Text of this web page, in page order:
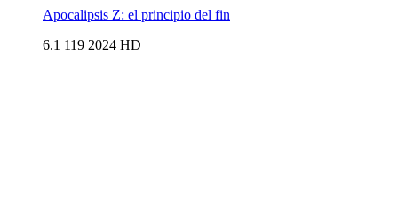
Apocalipsis Z: el principio del fin
6.1 119 2024 HD